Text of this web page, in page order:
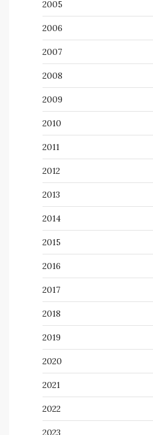
2005
2006
2007
2008
2009
2010
2011
2012
2013
2014
2015
2016
2017
2018
2019
2020
2021
2022
2023